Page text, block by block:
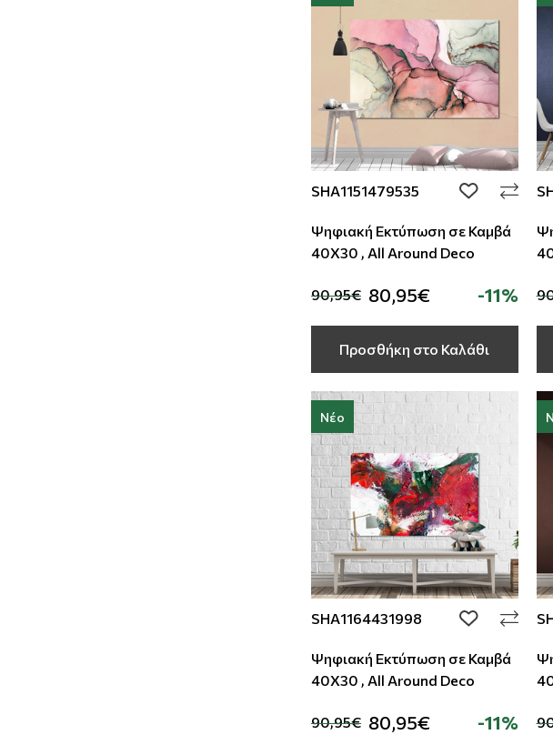
SHA1151479535 add to
Ψηφιακή Εκτύπωση σε Καμβά
40Χ30 , All Around Deco
90,95€ 80,95€ -11%
Προσθήκη στο Καλάθι
Νέο
SHA1164431998 add to
Ψηφιακή Εκτύπωση σε Καμβά
40Χ30 , All Around Deco
90,95€ 80,95€ -11%